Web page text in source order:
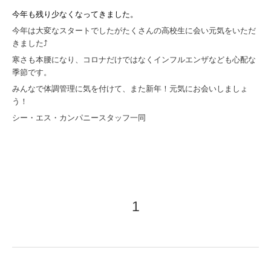
今年も残り少なくなってきました。
今年は大変なスタートでしたがたくさんの高校生に会い元気をいただ
きました⤴
寒さも本腰になり、コロナだけではなくインフルエンザなども心配な
季節です。
みんなで体調管理に気を付けて、
また新年！元気にお会いしましょ
う！
シー・エス・カンパニースタッフ一同
1